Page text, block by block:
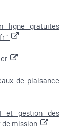
ligne gratuites
de plaisance
et gestion des
mission